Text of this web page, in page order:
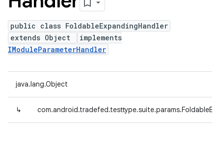
public class FoldableExpandingHandler
extends Object
implements
IModuleParameterHandler
java.lang.Object
↳